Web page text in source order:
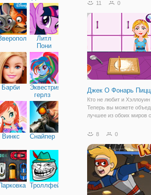
Найтс
Литл
Пони
Дружба
Барби
Эквестрия
герлз
Винкс Снайпер
Троллфейс
заведение за
угощением? И в этой
11 0
Джек O Фонарь
Кто не любит и
Теперь вы можете
лучшее из обоих миров
приготовить это
ваши мама или папа и
рецепт в
8 0